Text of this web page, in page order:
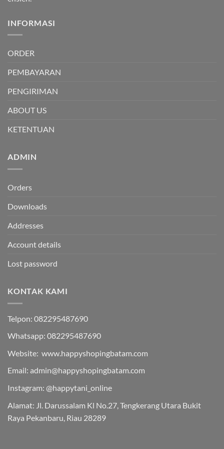
INFORMASI
ORDER
PEMBAYARAN
PENGIRIMAN
ABOUT US
KETENTUAN
ADMIN
Orders
Downloads
Addresses
Account details
Lost password
KONTAK KAMI
Telpon: 082295487690
Whatsapp: 082295487690
Website: www.happyshopingbatam.com
Email: admin@happyshopingbatam.com
Instagram: @happytani_online
Alamat: Jl. Darussalam Kl No.27, Tengkerang Utara Bukit
Raya Pekanbaru, Riau 28289